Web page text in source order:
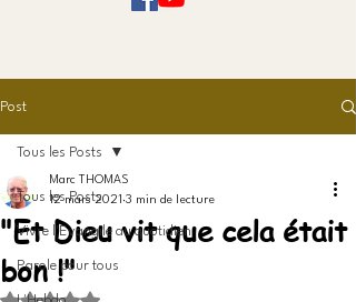
Post
Tous les Posts
Vivre l'Evangile au quotidien
Parole pour tous
Tous les Posts
"Et Dieu vit que cela était
bon !"
Marc THOMAS
12 mars 2021 3 min de lecture